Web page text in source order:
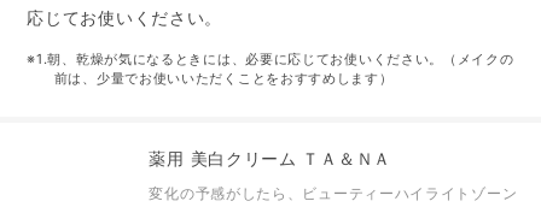
応じてお使いください。
※1.朝、乾燥が気になるときには、必要に応じてお使いください。（メイクの
前は、少量でお使いいただくことをおすすめします）
薬用 美白クリーム ＴＡ＆ＮＡ
変化の予感がしたら、ビューティーハイライトゾーン